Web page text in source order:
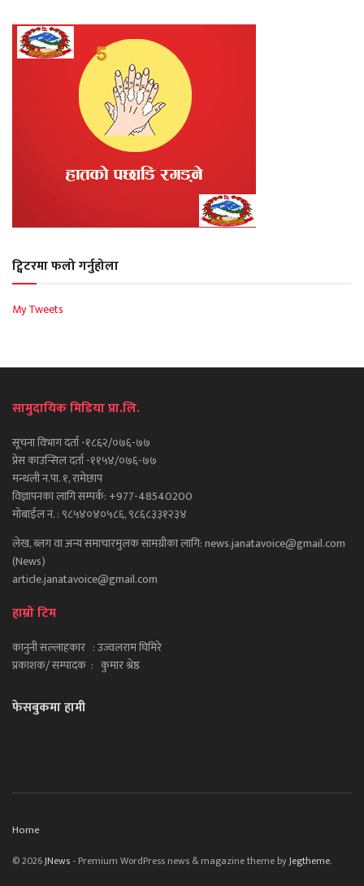
ट्विटरमा फलो गर्नुहोला
My Tweets
सामुदायिक मिडिया प्रा.लि.
सूचना विभाग दर्ता -१८६२/०७६-७७
प्रेस काउन्सिल दर्ता -११५४/०७६-७७
मन्थली न.पा. १, रामेछाप
विज्ञापनका लागि सम्पर्क: +977-48540200
मोबाईल नं. : ९८५४०४०५८६, ९८६८३३१२३४
लेख, ब्लग वा अन्य समाचारमुलक सामग्रीका लागि: news.janatavoice@gmail.com
(News)
article.janatavoice@gmail.com
हाम्रो टिम
कानुनी सल्लाहकार : उज्वलराम घिमिरे
प्रकाशक/ सम्पादक : कुमार श्रेष्ठ
फेसबुकमा हामी
Home
© 2026JNews - Premium WordPress news & magazine theme byJegtheme.